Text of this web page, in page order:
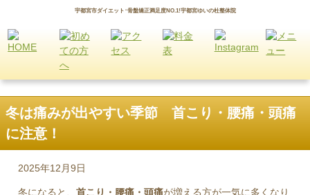
宇都宮市ダイエット･骨盤矯正満足度NO.1!宇都宮ゆいの杜整体院
冬は痛みが出やすい季節 首こり・腰痛・頭痛
に注意！
2025年12月9日
冬になると、 首こり・腰痛・頭痛が増える方が一気に多くなり